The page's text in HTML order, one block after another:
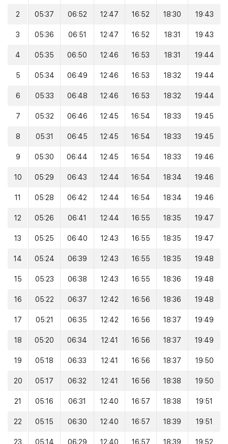
2 05:37 06:52 12:47 16:52 18:30 19:43
3 05:36 06:51 12:47 16:52 18:31 19:43
4 05:35 06:50 12:46 16:53 18:31 19:44
5 05:34 06:49 12:46 16:53 18:32 19:44
6 05:33 06:48 12:46 16:53 18:32 19:44
7 05:32 06:46 12:45 16:54 18:33 19:45
8 05:31 06:45 12:45 16:54 18:33 19:45
9 05:30 06:44 12:45 16:54 18:33 19:46
10 05:29 06:43 12:44 16:54 18:34 19:46
11 05:28 06:42 12:44 16:54 18:34 19:46
12 05:26 06:41 12:44 16:55 18:35 19:47
13 05:25 06:40 12:43 16:55 18:35 19:47
14 05:24 06:39 12:43 16:55 18:35 19:48
15 05:23 06:38 12:43 16:55 18:36 19:48
16 05:22 06:37 12:42 16:56 18:36 19:48
17 05:21 06:35 12:42 16:56 18:37 19:49
18 05:20 06:34 12:41 16:56 18:37 19:49
19 05:18 06:33 12:41 16:56 18:37 19:50
20 05:17 06:32 12:41 16:56 18:38 19:50
21 05:16 06:31 12:40 16:57 18:38 19:51
22 05:15 06:30 12:40 16:57 18:39 19:51
23 05:14 06:29 12:40 16:57 18:39 19:52